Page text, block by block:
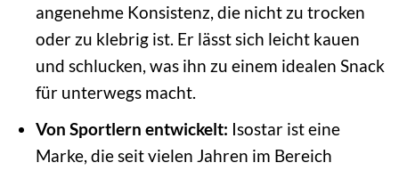
angenehme Konsistenz, die nicht zu trocken
oder zu klebrig ist. Er lässt sich leicht kauen
und schlucken, was ihn zu einem idealen Snack
für unterwegs macht.
Von Sportlern entwickelt: Isostar ist eine
Marke, die seit vielen Jahren im Bereich